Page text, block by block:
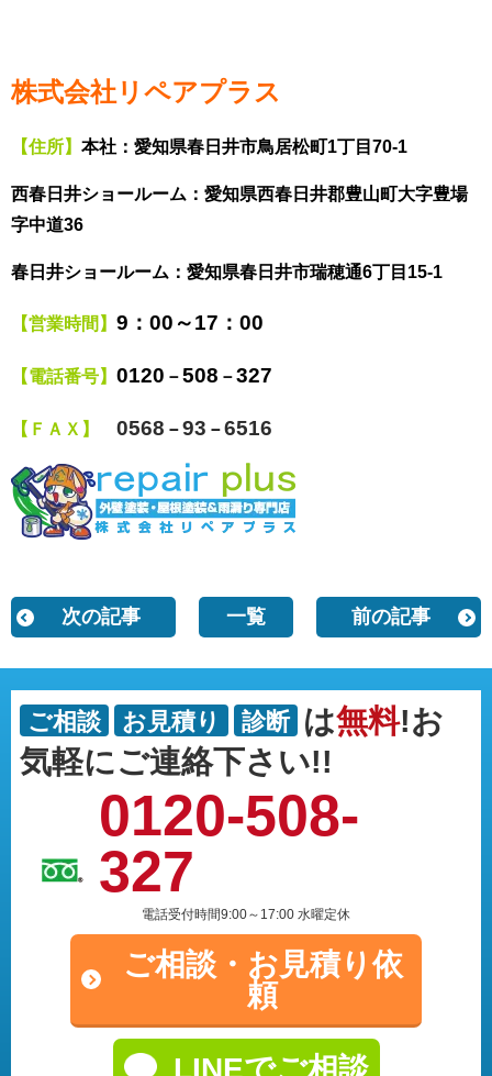
株式会社リペアプラス
【住所】 本社：愛知県春日井市鳥居松町1丁目70-1
西春日井ショールーム：愛知県西春日井郡豊山町大字豊場
字中道36
春日井ショールーム：愛知県春日井市瑞穂通6丁目15-1
【営業時間】 9 ：00～17：00
【電話番号】 0120 －508 －327
【ＦＡＸ】 0568 －93 －6516
次の記事 一覧 前の記事
ご相談 お見積り 診断 は無料!お
気軽にご連絡下さい!!
0120-508-
327
電話受付時間9:00～17:00 水曜定休
ご相談・ お見積り依
頼
LINEでご相談